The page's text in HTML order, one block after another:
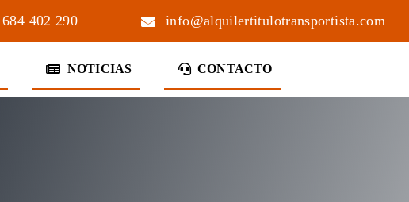
684 402 290 info@alquilertitulotransportista.com
NOTICIAS CONTACTO